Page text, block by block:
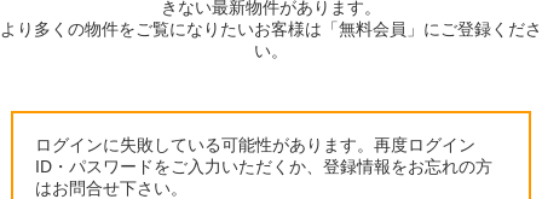
きない最新物件があります。
より多くの物件をご覧になりたいお客様は「無料会員」にご登録くださ
い。
ログインに失敗している可能性があります。再度ログイン
ID・パスワードをご入力いただくか、登録情報をお忘れの方
はお問合せ下さい。